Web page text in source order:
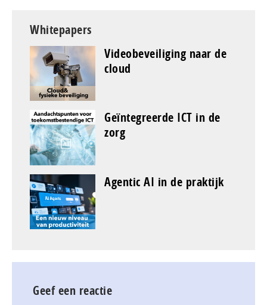
Whitepapers
Videobeveiliging naar de
cloud
Geïntegreerde ICT in de
zorg
Agentic AI in de praktijk
Geef een reactie